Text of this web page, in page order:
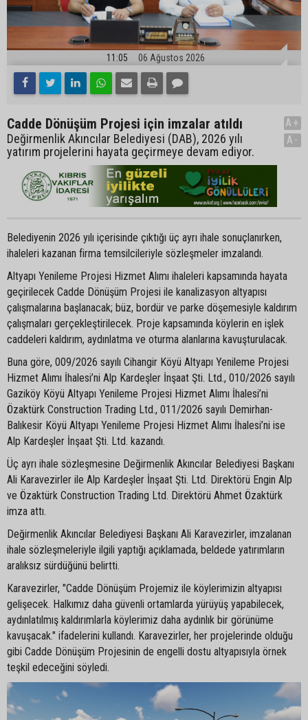
11:05 06 Ağustos 2026
Cadde Dönüşüm Projesi için imzalar atıldı
Değirmenlik Akıncılar Belediyesi (DAB), 2026 yılı
yatırım projelerini hayata geçirmeye devam ediyor.
A+
A-
Belediyenin 2026 yılı içerisinde çıktığı üç ayrı ihale sonuçlanırken,
ihaleleri kazanan firma temsilcileriyle sözleşmeler imzalandı.
Altyapı Yenileme Projesi Hizmet Alımı ihaleleri kapsamında hayata
geçirilecek Cadde Dönüşüm Projesi ile kanalizasyon altyapısı
çalışmalarına başlanacak; büz, bordür ve parke döşemesiyle kaldırım
çalışmaları gerçekleştirilecek. Proje kapsamında köylerin en işlek
caddeleri kaldırım, aydınlatma ve oturma alanlarına kavuşturulacak.
Buna göre, 009/2026 sayılı Cihangir Köyü Altyapı Yenileme Projesi
Hizmet Alımı İhalesi’ni Alp Kardeşler İnşaat Şti. Ltd., 010/2026 sayılı
Gaziköy Köyü Altyapı Yenileme Projesi Hizmet Alımı İhalesi’ni
Özaktürk Construction Trading Ltd., 011/2026 sayılı Demirhan-
Balıkesir Köyü Altyapı Yenileme Projesi Hizmet Alımı İhalesi’ni ise
Alp Kardeşler İnşaat Şti. Ltd. kazandı.
Üç ayrı ihale sözleşmesine Değirmenlik Akıncılar Belediyesi Başkanı
Ali Karavezirler ile Alp Kardeşler İnşaat Şti. Ltd. Direktörü Engin Alp
ve Özaktürk Construction Trading Ltd. Direktörü Ahmet Özaktürk
imza attı.
Değirmenlik Akıncılar Belediyesi Başkanı Ali Karavezirler, imzalanan
ihale sözleşmeleriyle ilgili yaptığı açıklamada, beldede yatırımların
aralıksız sürdüğünü belirtti.
Karavezirler, "Cadde Dönüşüm Projemiz ile köylerimizin altyapısı
gelişecek. Halkımız daha güvenli ortamlarda yürüyüş yapabilecek,
aydınlatılmış kaldırımlarla köylerimiz daha aydınlık bir görünüme
kavuşacak." ifadelerini kullandı. Karavezirler, her projelerinde olduğu
gibi Cadde Dönüşüm Projesinin de engelli dostu altyapısıyla örnek
teşkil edeceğini söyledi.